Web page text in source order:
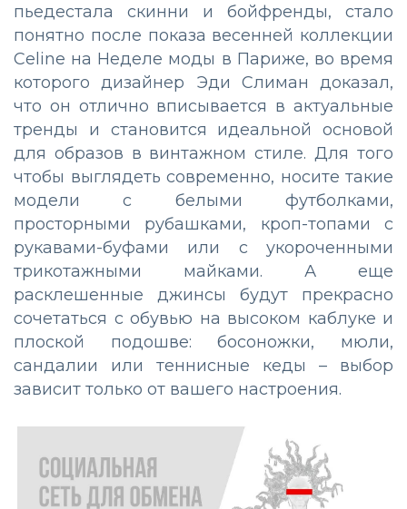
пьедестала скинни и бойфренды, стало
понятно после показа весенней коллекции
Celine на Неделе моды в Париже, во время
которого дизайнер Эди Слиман доказал,
что он отлично вписывается в актуальные
тренды и становится идеальной основой
для образов в винтажном стиле. Для того
чтобы выглядеть современно, носите такие
модели с белыми футболками,
просторными рубашками, кроп-топами с
рукавами-буфами или с укороченными
трикотажными майками. А еще
расклешенные джинсы будут прекрасно
сочетаться с обувью на высоком каблуке и
плоской подошве: босоножки, мюли,
сандалии или теннисные кеды – выбор
зависит только от вашего настроения.